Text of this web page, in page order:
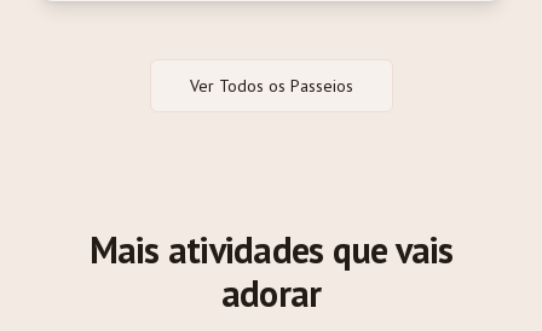
Ver Todos os Passeios
Mais atividades que vais
adorar